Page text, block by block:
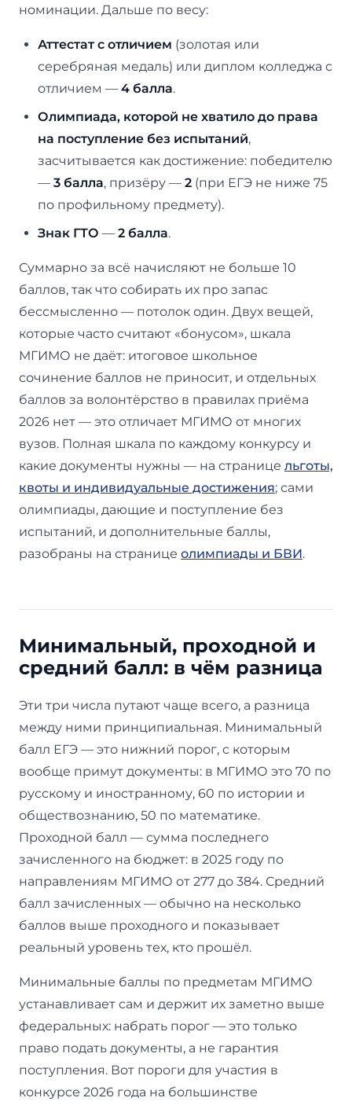
номинации. Дальше по весу:
Аттестат с отличием (золотая или
серебряная медаль) или диплом колледжа с
отличием — 4 балла.
Олимпиада, которой не хватило до права
на поступление без испытаний,
засчитывается как достижение: победителю
— 3 балла, призёру — 2 (при ЕГЭ не ниже 75
по профильному предмету).
Знак ГТО — 2 балла.
Суммарно за всё начисляют не больше 10
баллов, так что собирать их про запас
бессмысленно — потолок один. Двух вещей,
которые часто считают «бонусом», шкала
МГИМО не даёт: итоговое школьное
сочинение баллов не приносит, и отдельных
баллов за волонтёрство в правилах приёма
2026 нет — это отличает МГИМО от многих
вузов. Полная шкала по каждому конкурсу и
какие документы нужны — на странице льготы,
квоты и индивидуальные достижения; сами
олимпиады, дающие и поступление без
испытаний, и дополнительные баллы,
разобраны на странице олимпиады и БВИ.
Минимальный, проходной и
средний балл: в чём разница
Эти три числа путают чаще всего, а разница
между ними принципиальная. Минимальный
балл ЕГЭ — это нижний порог, с которым
вообще примут документы: в МГИМО это 70 по
русскому и иностранному, 60 по истории и
обществознанию, 50 по математике.
Проходной балл — сумма последнего
зачисленного на бюджет: в 2025 году по
направлениям МГИМО от 277 до 384. Средний
балл зачисленных — обычно на несколько
баллов выше проходного и показывает
реальный уровень тех, кто прошёл.
Минимальные баллы по предметам МГИМО
устанавливает сам и держит их заметно выше
федеральных: набрать порог — это только
право подать документы, а не гарантия
поступления. Вот пороги для участия в
конкурсе 2026 года на большинстве